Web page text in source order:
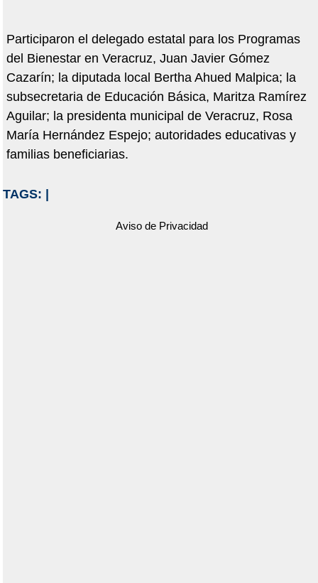
Participaron el delegado estatal para los Programas
del Bienestar en Veracruz, Juan Javier Gómez
Cazarín; la diputada local Bertha Ahued Malpica; la
subsecretaria de Educación Básica, Maritza Ramírez
Aguilar; la presidenta municipal de Veracruz, Rosa
María Hernández Espejo; autoridades educativas y
familias beneficiarias.
TAGS:
Aviso de Privacidad